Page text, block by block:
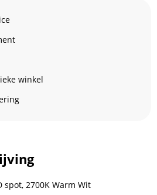
winkel
spot, 2700K Warm Wit